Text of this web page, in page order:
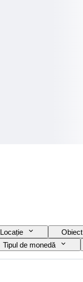
Locație Obiect
Tipul de monedă